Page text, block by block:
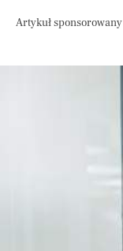
Artykuł sponsorowany